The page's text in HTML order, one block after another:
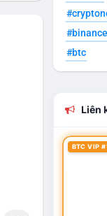
#btc
Liên
BTC VIP